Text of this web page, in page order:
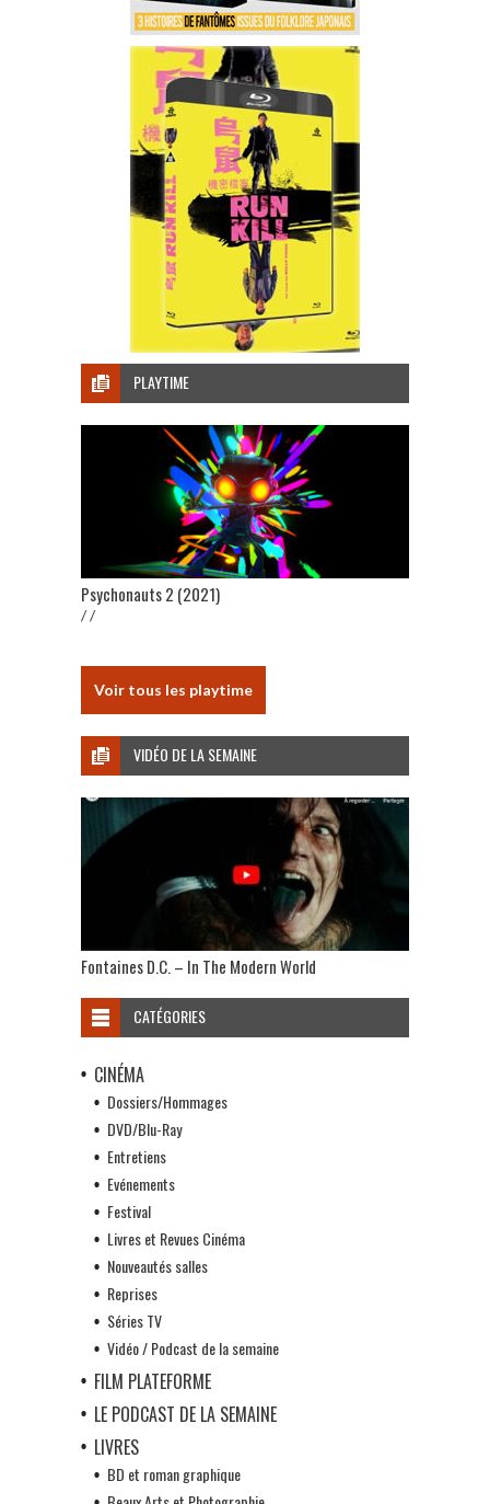
PLAYTIME
Psychonauts 2 (2021)
/ /
Voir tous les playtime
VIDÉO DE LA SEMAINE
Fontaines D.C. – In The Modern World
CATÉGORIES
CINÉMA
Dossiers/Hommages
DVD/Blu-Ray
Entretiens
Evénements
Festival
Livres et Revues Cinéma
Nouveautés salles
Reprises
Séries TV
Vidéo / Podcast de la semaine
FILM PLATEFORME
LE PODCAST DE LA SEMAINE
LIVRES
BD et roman graphique